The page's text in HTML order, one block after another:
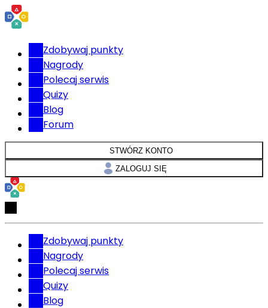
Zdobywaj punkty
Nagrody
Polecaj serwis
Quizy
Blog
Forum
STWÓRZ KONTO
ZALOGUJ SIĘ
Zdobywaj punkty
Nagrody
Polecaj serwis
Quizy
Blog